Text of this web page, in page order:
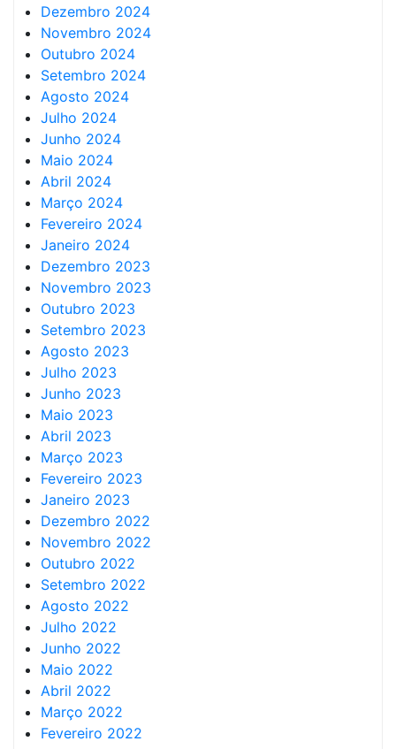
Dezembro 2024
Novembro 2024
Outubro 2024
Setembro 2024
Agosto 2024
Julho 2024
Junho 2024
Maio 2024
Abril 2024
Março 2024
Fevereiro 2024
Janeiro 2024
Dezembro 2023
Novembro 2023
Outubro 2023
Setembro 2023
Agosto 2023
Julho 2023
Junho 2023
Maio 2023
Abril 2023
Março 2023
Fevereiro 2023
Janeiro 2023
Dezembro 2022
Novembro 2022
Outubro 2022
Setembro 2022
Agosto 2022
Julho 2022
Junho 2022
Maio 2022
Abril 2022
Março 2022
Fevereiro 2022